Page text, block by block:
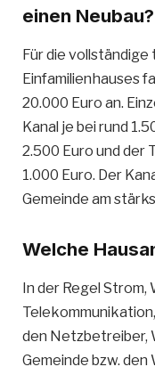
einen Neubau?
Für die
Einfamilienhauses
20.000 Euro an.
Kanal je bei rund
2.500 Euro und der
1.000 Euro. Der
Gemeinde am
Welche
In der Regel Strom,
den Netzbetreiber,
Gemeinde bzw. den